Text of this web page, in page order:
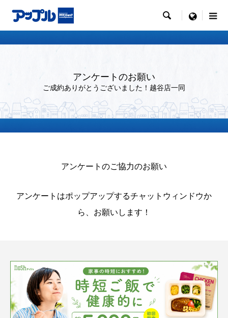
 menu
アンケートのお願い
ご成約ありがとうございました！越谷店一同
アンケートのご協力のお願い
アンケートはポップアップするチャットウィンドウか
ら、お願いします！